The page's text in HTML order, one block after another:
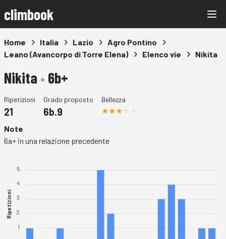
climbook
Home Italia Lazio
Agro Pontino
Leano (Avancorpo di Torre Elena)
Elenco vie Nikita
Nikita • 6b+
Ripetizioni
21
Grado proposto
6b.9
Bellezza
Note
6a+ in una relazione precedente
5
4
3
2
1
Ripetizioni